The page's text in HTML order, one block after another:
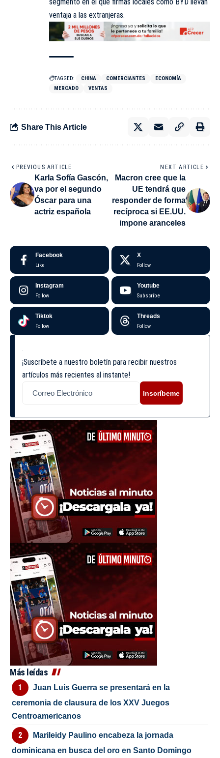
ventaja a las extranjeras.
TAGGED: CHINA COMERCIANTES
ECONOMÍA
MERCADO
VENTAS
Share This Article
PREVIOUS ARTICLE
Karla Sofía Gascón,
va por el segundo
Óscar para una
actriz española
NEXT ARTICLE
Macron cree que la
UE tendrá que
responder de forma
recíproca si EE.UU.
impone aranceles
Facebook
Like
X
Follow
Instagram
Follow
Youtube
Subscribe
Tiktok
Follow
Threads
Follow
¡Suscríbete a nuestro boletín para recibir nuestros
artículos más recientes al instante!
Inscríbeme
Más leídas
Juan Luis Guerra se presentará en la
ceremonia de clausura de los XXV Juegos
Centroamericanos
Marileidy Paulino encabeza la jornada
dominicana en busca del oro en Santo Domingo